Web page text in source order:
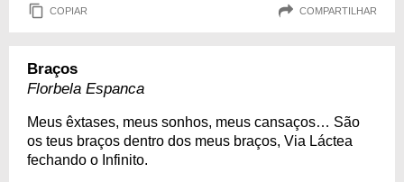
COPIAR COMPARTILHAR
Braços
Florbela Espanca
Meus êxtases, meus sonhos, meus cansaços… São
os teus braços dentro dos meus braços, Via Láctea
fechando o Infinito.